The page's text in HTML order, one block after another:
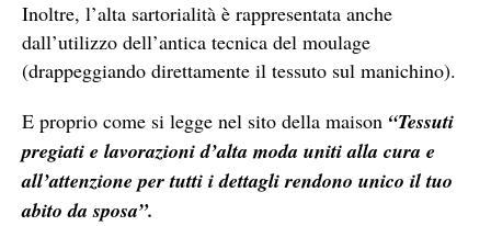
Inoltre, l’alta sartorialità è rappresentata anche
dall’utilizzo dell’antica tecnica del moulage
(drappeggiando direttamente il tessuto sul manichino).
E proprio come si legge nel sito della maison “Tessuti
pregiati e lavorazioni d’alta moda uniti alla cura e
all’attenzione per tutti i dettagli rendono unico il tuo
abito da sposa”.